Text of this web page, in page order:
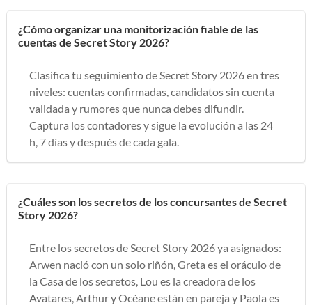
¿Cómo organizar una monitorización fiable de las
cuentas de Secret Story 2026?
Clasifica tu seguimiento de Secret Story 2026 en tres
niveles: cuentas confirmadas, candidatos sin cuenta
validada y rumores que nunca debes difundir.
Captura los contadores y sigue la evolución a las 24
h, 7 días y después de cada gala.
¿Cuáles son los secretos de los concursantes de Secret
Story 2026?
Entre los secretos de Secret Story 2026 ya asignados:
Arwen nació con un solo riñón, Greta es el oráculo de
la Casa de los secretos, Lou es la creadora de los
Avatares, Arthur y Océane están en pareja y Paola es